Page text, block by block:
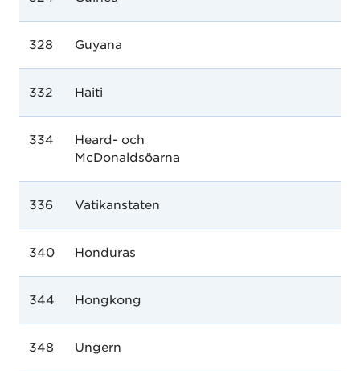
328 Guyana
332 Haiti
334
Heard- och
McDonaldsöarna
336 Vatikanstaten
340 Honduras
344 Hongkong
348 Ungern